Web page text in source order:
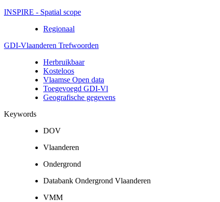
INSPIRE - Spatial scope
Regionaal
GDI-Vlaanderen Trefwoorden
Herbruikbaar
Kosteloos
Vlaamse Open data
Toegevoegd GDI-Vl
Geografische gegevens
Keywords
DOV
Vlaanderen
Ondergrond
Databank Ondergrond Vlaanderen
VMM